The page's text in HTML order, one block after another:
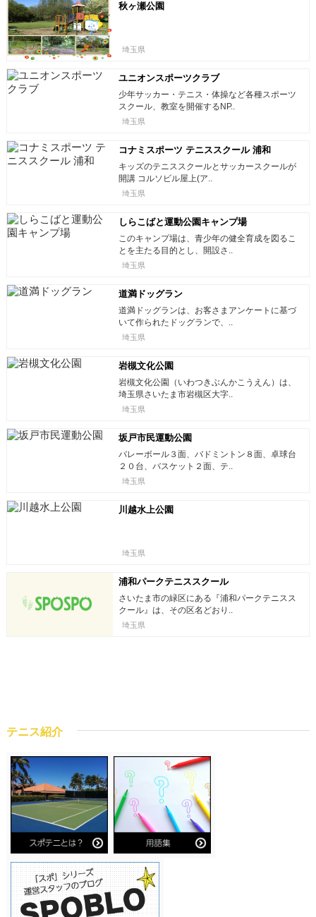
秋ヶ瀬公園
埼玉県
ユニオンスポーツクラブ
少年サッカー・テニス・体操など各種スポーツ
スクール、教室を開催するNP..
埼玉県
コナミスポーツ テニススクール 浦和
キッズのテニススクールとサッカースクールが
開講 コルソビル屋上(ア..
埼玉県
しらこばと運動公園キャンプ場
このキャンプ場は、青少年の健全育成を図るこ
とを主たる目的とし、開設さ..
埼玉県
道満ドッグラン
道満ドッグランは、お客さまアンケートに基づ
いて作られたドッグランで、..
埼玉県
岩槻文化公園
岩槻文化公園（いわつきぶんかこうえん）は、
埼玉県さいたま市岩槻区大字..
埼玉県
坂戸市民運動公園
バレーボール３面、バドミントン８面、卓球台
２０台、バスケット２面、テ..
埼玉県
川越水上公園
埼玉県
浦和パークテニススクール
さいたま市の緑区にある『浦和パークテニスス
クール』は、その区名どおり..
埼玉県
テニス紹介